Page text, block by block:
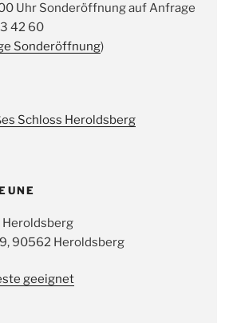
Uhr Sonderöffnung auf Anfrage
42 60
Sonderöffnung)
Schloss Heroldsberg
90562 Heroldsberg
geeignet